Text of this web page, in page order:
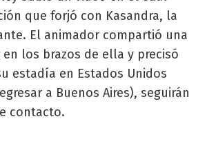
que forjó con Kasandra, la
El animador compartió una
los brazos de ella y precisó
estadía en Estados Unidos
a Buenos Aires), seguirán
contacto.